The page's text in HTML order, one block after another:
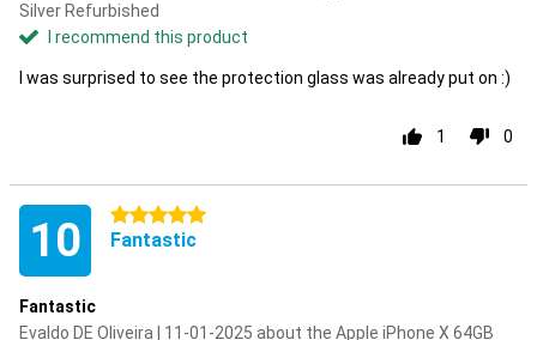
Silver Refurbished
I recommend this product
I was surprised to see the protection glass was already put on :)
1 0
10 5 stars
Fantastic
Fantastic
Evaldo DE Oliveira | 11-01-2025 about the Apple iPhone X 64GB